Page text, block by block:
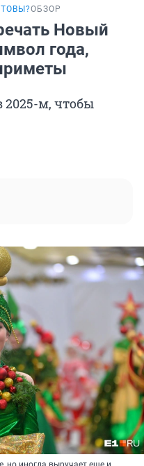
ОБЗОР
Новый
года,
2025-м, чтобы